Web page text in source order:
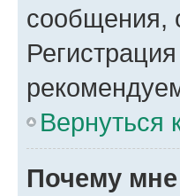
сообщения,
Вернуться
Почему